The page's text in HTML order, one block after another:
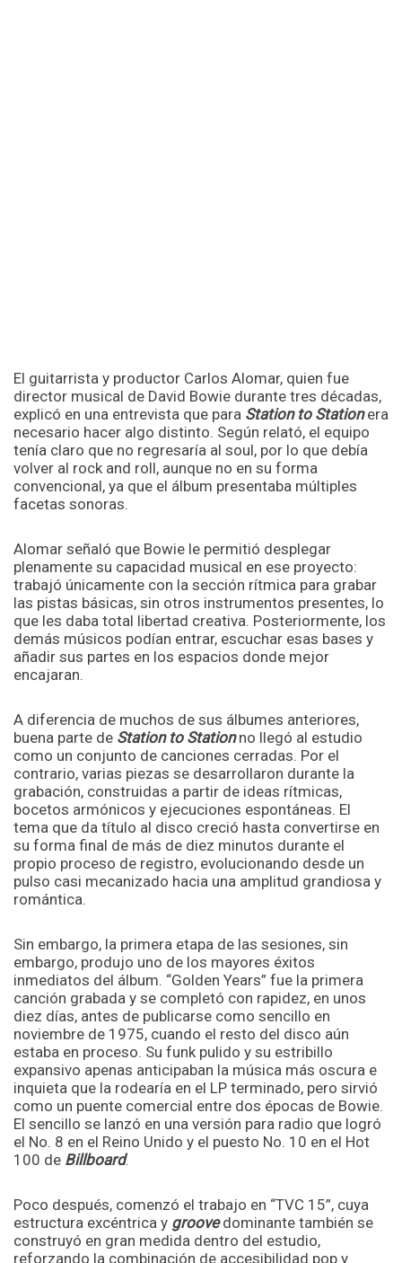
El guitarrista y productor Carlos Alomar, quien fue
director musical de David Bowie durante tres décadas,
explicó en una entrevista que para Station to Stationera
necesario hacer algo distinto. Según relató, el equipo
tenía claro que no regresaría al soul, por lo que debía
volver al rock and roll, aunque no en su forma
convencional, ya que el álbum presentaba múltiples
facetas sonoras.
Alomar señaló que Bowie le permitió desplegar
plenamente su capacidad musical en ese proyecto:
trabajó únicamente con la sección rítmica para grabar
las pistas básicas, sin otros instrumentos presentes, lo
que les daba total libertad creativa. Posteriormente, los
demás músicos podían entrar, escuchar esas bases y
añadir sus partes en los espacios donde mejor
encajaran.
A diferencia de muchos de sus álbumes anteriores,
buena parte de Station to Stationno llegó al estudio
como un conjunto de canciones cerradas. Por el
contrario, varias piezas se desarrollaron durante la
grabación, construidas a partir de ideas rítmicas,
bocetos armónicos y ejecuciones espontáneas. El
tema que da título al disco creció hasta convertirse en
su forma final de más de diez minutos durante el
propio proceso de registro, evolucionando desde un
pulso casi mecanizado hacia una amplitud grandiosa y
romántica.
Sin embargo, la primera etapa de las sesiones, sin
embargo, produjo uno de los mayores éxitos
inmediatos del álbum. “Golden Years” fue la primera
canción grabada y se completó con rapidez, en unos
diez días, antes de publicarse como sencillo en
noviembre de 1975, cuando el resto del disco aún
estaba en proceso. Su funk pulido y su estribillo
expansivo apenas anticipaban la música más oscura e
inquieta que la rodearía en el LP terminado, pero sirvió
como un puente comercial entre dos épocas de Bowie.
El sencillo se lanzó en una versión para radio que logró
el No. 8 en el Reino Unido y el puesto No. 10 en el Hot
100 de Billboard.
Poco después, comenzó el trabajo en “TVC 15”, cuya
estructura excéntrica y groovedominante también se
construyó en gran medida dentro del estudio,
reforzando la combinación de accesibilidad pop y